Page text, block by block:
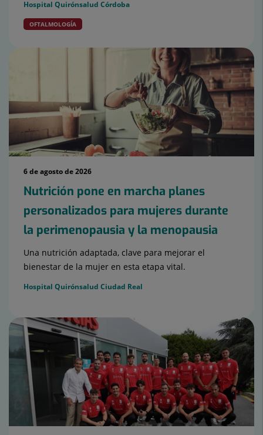
Hospital Quirónsalud Córdoba
OFTALMOLOGÍA
6 de agosto de 2026
Nutrición pone en marcha planes
personalizados para mujeres durante
la perimenopausia y la menopausia
Una nutrición adaptada, clave para mejorar el
bienestar de la mujer en esta etapa vital.
Hospital Quirónsalud Ciudad Real